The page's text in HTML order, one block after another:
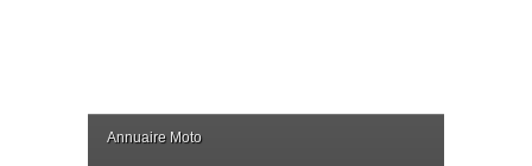
Annuaire Moto